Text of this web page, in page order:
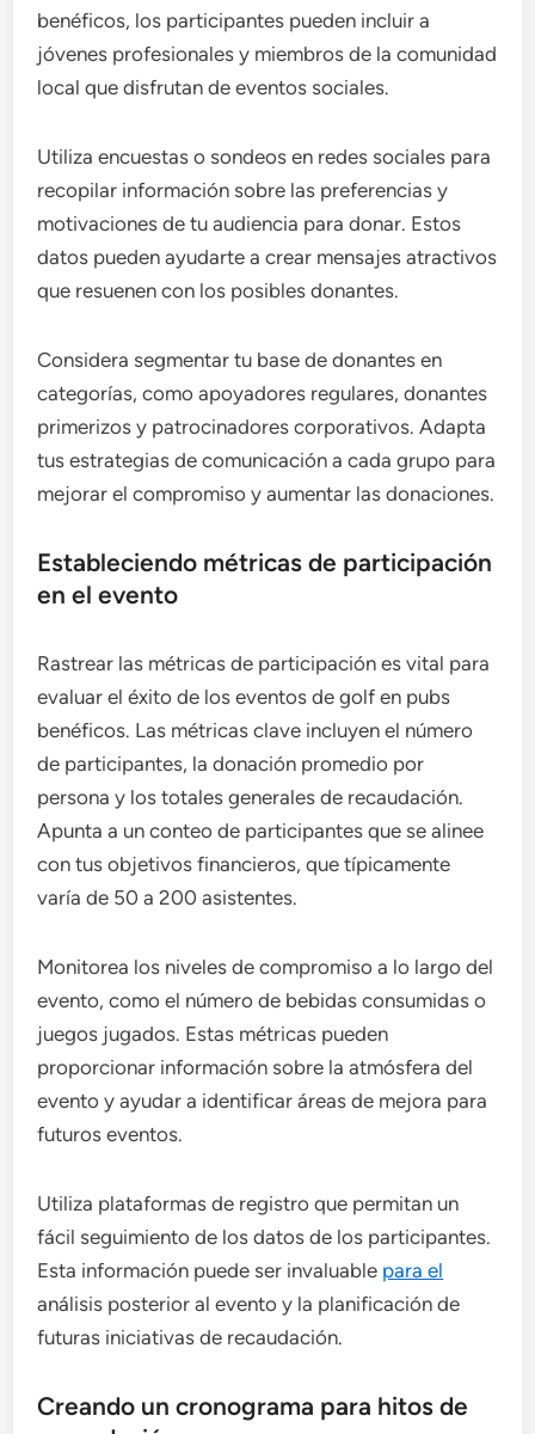
benéficos, los participantes pueden incluir a
jóvenes profesionales y miembros de la comunidad
local que disfrutan de eventos sociales.
Utiliza encuestas o sondeos en redes sociales para
recopilar información sobre las preferencias y
motivaciones de tu audiencia para donar. Estos
datos pueden ayudarte a crear mensajes atractivos
que resuenen con los posibles donantes.
Considera segmentar tu base de donantes en
categorías, como apoyadores regulares, donantes
primerizos y patrocinadores corporativos. Adapta
tus estrategias de comunicación a cada grupo para
mejorar el compromiso y aumentar las donaciones.
Estableciendo métricas de participación
en el evento
Rastrear las métricas de participación es vital para
evaluar el éxito de los eventos de golf en pubs
benéficos. Las métricas clave incluyen el número
de participantes, la donación promedio por
persona y los totales generales de recaudación.
Apunta a un conteo de participantes que se alinee
con tus objetivos financieros, que típicamente
varía de 50 a 200 asistentes.
Monitorea los niveles de compromiso a lo largo del
evento, como el número de bebidas consumidas o
juegos jugados. Estas métricas pueden
proporcionar información sobre la atmósfera del
evento y ayudar a identificar áreas de mejora para
futuros eventos.
Utiliza plataformas de registro que permitan un
fácil seguimiento de los datos de los participantes.
Esta información puede ser invaluable para el
análisis posterior al evento y la planificación de
futuras iniciativas de recaudación.
Creando un cronograma para hitos de